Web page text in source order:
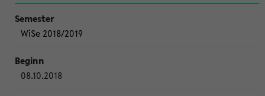
WiSe 2018/2019
08.10.2018